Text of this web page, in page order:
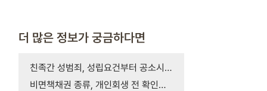
더 많은 정보가 궁금하다면
친족간 성범죄, 성립요건부터 공소시효까지 꼭 확인…
비면책채권 종류, 개인회생 전 확인할 사항